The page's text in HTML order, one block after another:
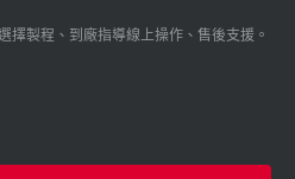
擇製程、到廠指導線上操作、售後支援。